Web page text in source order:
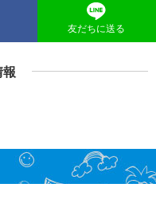
友だちに送る